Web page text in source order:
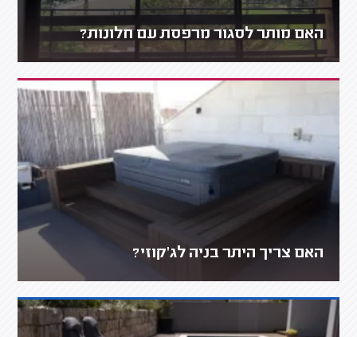
האם מותר לסגור מרפסת עם חלונות?
האם צריך היתר בניה לג'קוזי?